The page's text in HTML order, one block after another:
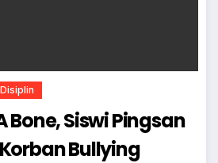
Bone, Siswi Pingsan
Bullying